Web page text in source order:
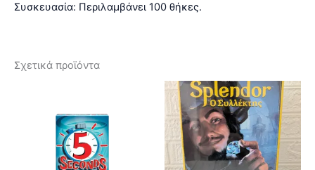
Συσκευασία: Περιλαμβάνει 100 θήκες.
Σχετικά προϊόντα